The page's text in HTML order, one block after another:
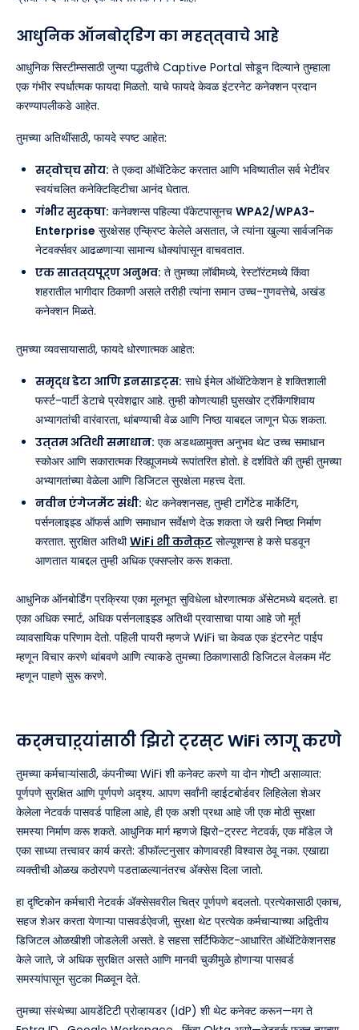
आधुनिक ऑनबोर्डिंग का महत्त्वाचे आहे
आधुनिक सिस्टीम्ससाठी जुन्या पद्धतीचे Captive Portal सोडून दिल्याने तुम्हाला
एक गंभीर स्पर्धात्मक फायदा मिळतो. याचे फायदे केवळ इंटरनेट कनेक्शन प्रदान
करण्यापलीकडे आहेत.
तुमच्या अतिथींसाठी, फायदे स्पष्ट आहेत:
सर्वोच्च सोय: ते एकदा ऑथेंटिकेट करतात आणि भविष्यातील सर्व भेटींवर
स्वयंचलित कनेक्टिव्हिटीचा आनंद घेतात.
गंभीर सुरक्षा: कनेक्शन्स पहिल्या पॅकेटपासूनच WPA2/WPA3-
Enterprise सुरक्षेसह एन्क्रिप्ट केलेले असतात, जे त्यांना खुल्या सार्वजनिक
नेटवर्क्सवर आढळणाऱ्या सामान्य धोक्यांपासून वाचवतात.
एक सातत्यपूर्ण अनुभव: ते तुमच्या लॉबीमध्ये, रेस्टॉरंटमध्ये किंवा
शहरातील भागीदार ठिकाणी असले तरीही त्यांना समान उच्च-गुणवत्तेचे, अखंड
कनेक्शन मिळते.
तुमच्या व्यवसायासाठी, फायदे धोरणात्मक आहेत:
समृद्ध डेटा आणि इनसाइट्स: साधे ईमेल ऑथेंटिकेशन हे शक्तिशाली
फर्स्ट-पार्टी डेटाचे प्रवेशद्वार आहे. तुम्ही कोणत्याही घुसखोर ट्रॅकिंगशिवाय
अभ्यागतांची वारंवारता, थांबण्याची वेळ आणि निष्ठा याबद्दल जाणून घेऊ शकता.
उत्तम अतिथी समाधान: एक अडथळामुक्त अनुभव थेट उच्च समाधान
स्कोअर आणि सकारात्मक रिव्ह्यूजमध्ये रूपांतरित होतो. हे दर्शविते की तुम्ही तुमच्या
अभ्यागतांच्या वेळेला आणि डिजिटल सुरक्षेला महत्त्व देता.
नवीन एंगेजमेंट संधी: थेट कनेक्शनसह, तुम्ही टार्गेटेड मार्केटिंग,
पर्सनलाइझ्ड ऑफर्स आणि समाधान सर्वेक्षणे देऊ शकता जे खरी निष्ठा निर्माण
करतात. सुरक्षित अतिथीWiFi शी कनेक्ट सोल्यूशन्स हे कसे घडवून
आणतात याबद्दल तुम्ही अधिक एक्सप्लोर करू शकता.
आधुनिक ऑनबोर्डिंग प्रक्रिया एका मूलभूत सुविधेला धोरणात्मक ॲसेटमध्ये बदलते. हा
एका अधिक स्मार्ट, अधिक पर्सनलाइझ्ड अतिथी प्रवासाचा पाया आहे जो मूर्त
व्यावसायिक परिणाम देतो. पहिली पायरी म्हणजे WiFi चा केवळ एक इंटरनेट पाईप
म्हणून विचार करणे थांबवणे आणि त्याकडे तुमच्या ठिकाणासाठी डिजिटल वेलकम मॅट
म्हणून पाहणे सुरू करणे.
कर्मचाऱ्यांसाठी झिरो ट्रस्ट WiFi लागू करणे
तुमच्या कर्मचाऱ्यांसाठी, कंपनीच्या WiFi शी कनेक्ट करणे या दोन गोष्टी असाव्यात:
पूर्णपणे सुरक्षित आणि पूर्णपणे अदृश्य. आपण सर्वांनी व्हाईटबोर्डवर लिहिलेला शेअर
केलेला नेटवर्क पासवर्ड पाहिला आहे, ही एक अशी प्रथा आहे जी एक मोठी सुरक्षा
समस्या निर्माण करू शकते. आधुनिक मार्ग म्हणजे झिरो-ट्रस्ट नेटवर्क, एक मॉडेल जे
एका साध्या तत्त्वावर कार्य करते: डीफॉल्टनुसार कोणावरही विश्वास ठेवू नका. एखाद्या
व्यक्तीची ओळख कठोरपणे पडताळल्यानंतरच ॲक्सेस दिला जातो.
हा दृष्टिकोन कर्मचारी नेटवर्क ॲक्सेसवरील चित्र पूर्णपणे बदलतो. प्रत्येकासाठी एकाच,
सहज शेअर करता येणाऱ्या पासवर्डऐवजी, सुरक्षा थेट प्रत्येक कर्मचाऱ्याच्या अद्वितीय
डिजिटल ओळखीशी जोडलेली असते. हे सहसा सर्टिफिकेट-आधारित ऑथेंटिकेशनसह
केले जाते, जे अधिक सुरक्षित असते आणि मानवी चुकीमुळे होणाऱ्या पासवर्ड
समस्यांपासून सुटका मिळवून देते.
तुमच्या संस्थेच्या आयडेंटिटी प्रोव्हायडर (IdP) शी थेट कनेक्ट करून—मग ते